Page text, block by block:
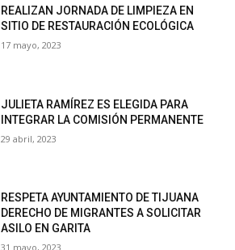
REALIZAN JORNADA DE LIMPIEZA EN
SITIO DE RESTAURACIÓN ECOLÓGICA
17 mayo, 2023
JULIETA RAMÍREZ ES ELEGIDA PARA
INTEGRAR LA COMISIÓN PERMANENTE
29 abril, 2023
RESPETA AYUNTAMIENTO DE TIJUANA
DERECHO DE MIGRANTES A SOLICITAR
ASILO EN GARITA
31 mayo, 2023